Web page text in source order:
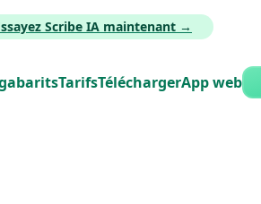
Scribe IA maintenant →
TarifsTéléchargerApp web